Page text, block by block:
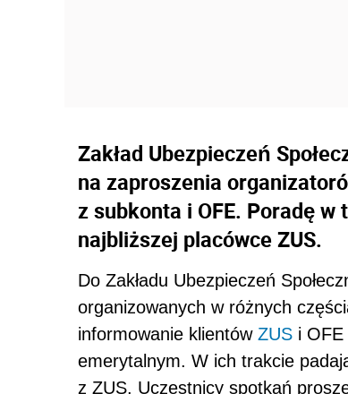
Zakład Ubezpieczeń
na zaproszenia
z subkonta i OFE. Poradę
najbliższej placówce ZUS.
Do Zakładu Ubezpieczeń
organizowanych w różnych
informowanie klientów ZUS i OFE
emerytalnym. W ich trakcie
z ZUS. Uczestnicy spotkań